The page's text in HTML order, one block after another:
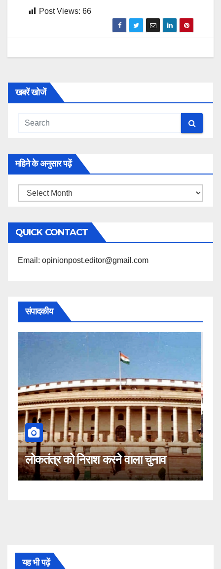
Post Views: 66
खबरें खोजें
महिने के अनुसार पढ़ें
महिने
अनुसार
पढ़ें
QUICK CONTACT
Email: opinionpost.editor@gmail.com
संपादकीय
कहीं यह सीजेआई के खिलाफ साजिश तो
नहीं!
यह भी पढ़ें